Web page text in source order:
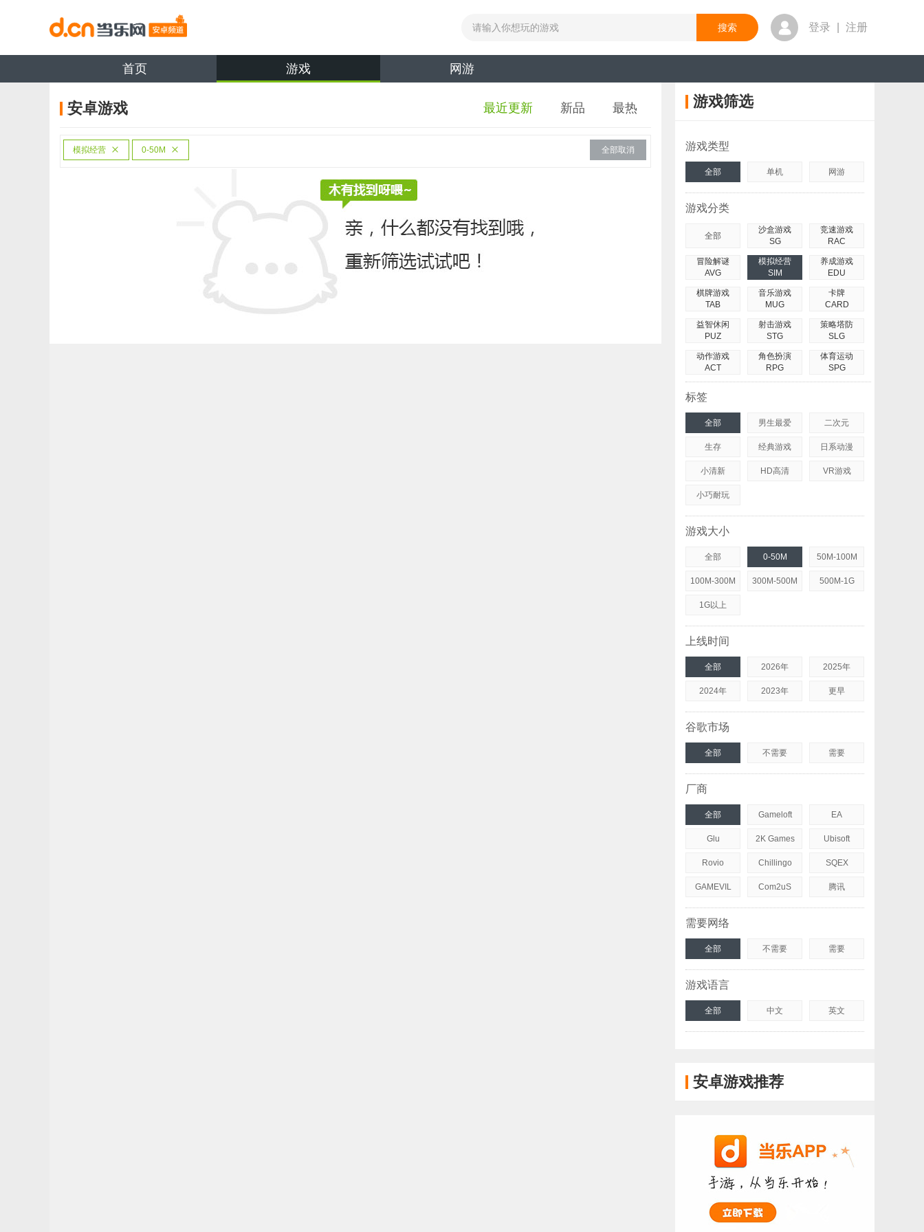
登录 注册
首页 游戏 网游
安卓游戏 最近更新 新品 最热
模拟经营 0-50M 全部取消
游戏筛选
游戏类型
全部 单机 网游
游戏分类
全部
沙盒游戏
SG
竞速游戏
RAC
冒险解谜
AVG
模拟经营
SIM
养成游戏
EDU
棋牌游戏
TAB
音乐游戏
MUG
卡牌
CARD
益智休闲
PUZ
射击游戏
STG
策略塔防
SLG
动作游戏
ACT
角色扮演
RPG
体育运动
SPG
标签
全部 男生最爱 二次元
生存 经典游戏 日系动漫
小清新 HD高清 VR游戏
小巧耐玩
游戏大小
全部 0-50M 50M-100M
100M-300M 300M-500M 500M-1G
1G以上
上线时间
全部 2026年 2025年
2024年 2023年 更早
谷歌市场
全部 不需要 需要
厂商
全部 Gameloft EA
Glu 2K Games Ubisoft
Rovio Chillingo SQEX
GAMEVIL Com2uS 腾讯
需要网络
全部 不需要 需要
游戏语言
全部 中文 英文
安卓游戏推荐